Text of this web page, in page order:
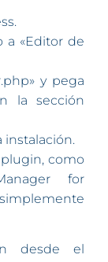
a «Editor de
y pega
la sección
instalación.
como
for
desde el